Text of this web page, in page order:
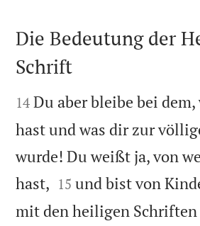

Die Bedeutung der
Schrift

14 Du aber bleibe bei
hast und was dir zur
wurde! Du weißt ja, von
hast, 

15 und bist von
mit den heiligen